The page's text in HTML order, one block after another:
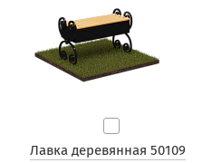
Лавка деревянная 50109